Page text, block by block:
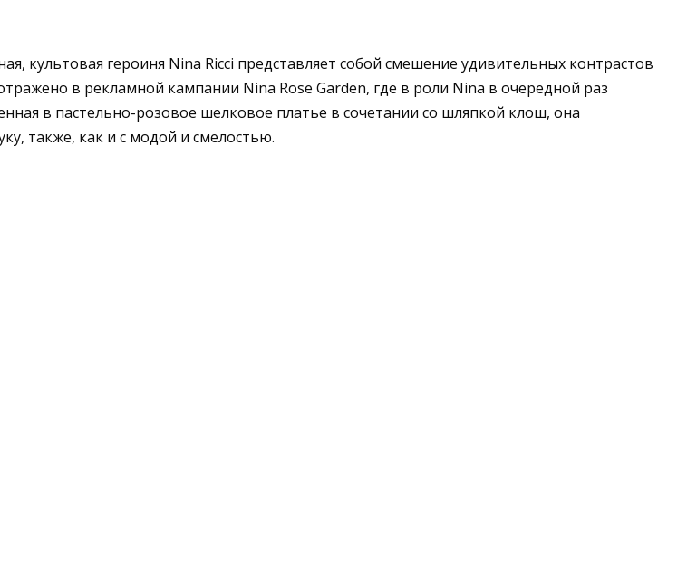
культовая героиня Nina Ricci представляет собой смешение удивительных контрастов
в рекламной кампании Nina Rose Garden, где в роли Nina в очередной раз
в пастельно-розовое шелковое платье в сочетании со шляпкой клош, она
также, как и с модой и смелостью.